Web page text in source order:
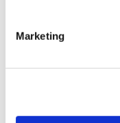
Marketing
Du vil